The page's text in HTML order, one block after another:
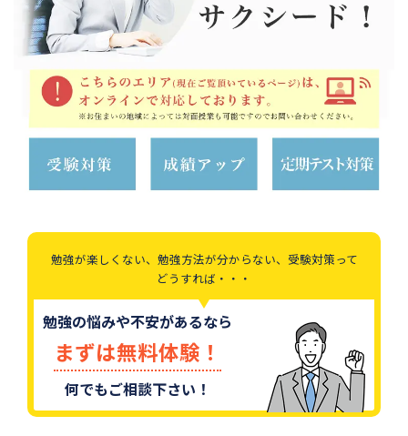
勉強が楽しくない、勉強方法が分からない、受験対策って
どうすれば・・・
勉強の悩みや不安があるなら
まずは無料体験！
何でもご相談下さい！